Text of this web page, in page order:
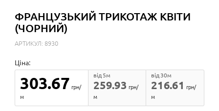
ФРАНЦУЗЬКИЙ ТРИКОТАЖ КВІТИ
(ЧОРНИЙ)
АРТИКУЛ: 8930
Ціна:
303.67 грн/
м
259.93
від 5м
грн/
м
216.61
від 30м
грн/
м